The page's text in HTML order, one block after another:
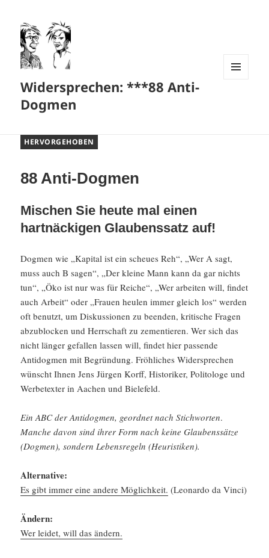
Widersprechen: ***88 Anti-
Dogmen
88 Anti-Dogmen
Mischen Sie heute mal einen
hartnäckigen Glaubenssatz auf!
Dogmen wie „Kapital ist ein scheues Reh“, „Wer A sagt,
muss auch B sagen“, „Der kleine Mann kann da gar nichts
tun“, „Öko ist nur was für Reiche“, „Wer arbeiten will, findet
auch Arbeit“ oder „Frauen heulen immer gleich los“ werden
oft benutzt, um Diskus­sionen zu beenden, kriti­sche Fragen
abzublo­cken und Herrschaft zu zemen­tieren. Wer sich das
nicht länger gefallen lassen will, findet hier passende
Antidogmen mit Begrün­dung. Fröhli­ches Wider­spre­chen
wünscht Ihnen Jens Jürgen Korff, Histo­riker, Polito­loge und
Werbe­texter in Aachen und Biele­feld.
Ein ABC der Antidogmen, geordnet nach Stich­worten.
Manche davon sind ihrer Form nach keine Glaubens­sätze
(Dogmen), sondern Lebens­re­geln (Heuris­tiken).
Alter­na­tive:
Es gibt immer eine andere Möglich­keit. (Leonardo da Vinci)
Ändern:
Wer leidet, will das ändern.
HERVORGEHOBEN